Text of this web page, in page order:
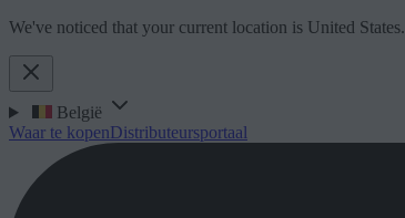
We've noticed that your current location is United States.
België
Waar te kopenDistributeursportaal